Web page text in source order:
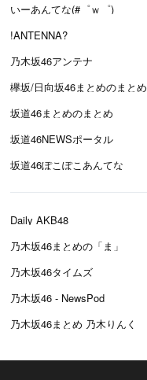
いーあんてな(#゜ｗ゜)
!ANTENNA?
乃木坂46アンテナ
欅坂/日向坂46まとめのまとめ
坂道46まとめのまとめ
坂道46NEWSポータル
坂道46ぽこぽこあんてな
Daily AKB48
乃木坂46まとめの「ま」
乃木坂46タイムズ
乃木坂46 - NewsPod
乃木坂46まとめ 乃木りんく